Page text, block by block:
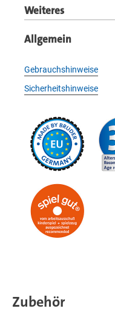
Weiteres
Allgemein
Gebrauchshinweise
Sicherheitshinweise
Zubehör